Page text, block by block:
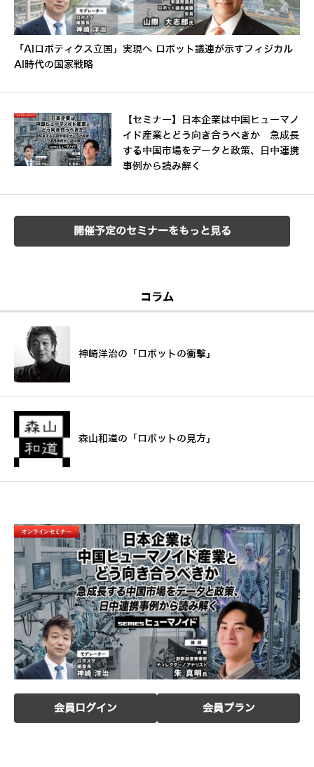
「AIロボティクス立国」実現へ ロボット議連が示すフィジカル
AI時代の国家戦略
【セミナー】日本企業は中国ヒューマノ
イド産業とどう向き合うべきか 急成長
する中国市場をデータと政策、日中連携
事例から読み解く
開催予定のセミナーをもっと見る
コラム
神崎洋治の「ロボットの衝撃」
森山和道の「ロボットの見方」
会員ログイン 会員プラン